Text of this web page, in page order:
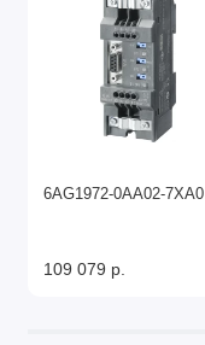
6AG1972-0AA02-7XA0
109 079 р.